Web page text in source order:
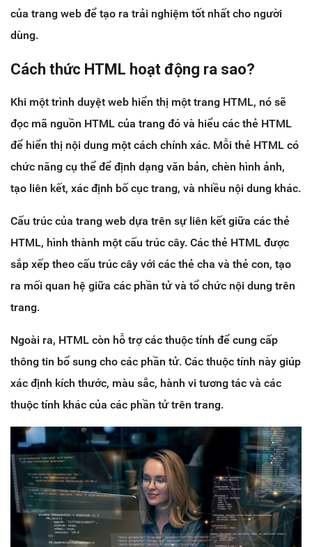
của trang web để tạo ra trải nghiệm tốt nhất cho người
dùng.
Cách thức HTML hoạt động ra sao?
Khi một trình duyệt web hiển thị một trang HTML, nó sẽ
đọc mã nguồn HTML của trang đó và hiểu các thẻ HTML
để hiển thị nội dung một cách chính xác. Mỗi thẻ HTML có
chức năng cụ thể để định dạng văn bản, chèn hình ảnh,
tạo liên kết, xác định bố cục trang, và nhiều nội dung khác.
Cấu trúc của trang web dựa trên sự liên kết giữa các thẻ
HTML, hình thành một cấu trúc cây. Các thẻ HTML được
sắp xếp theo cấu trúc cây với các thẻ cha và thẻ con, tạo
ra mối quan hệ giữa các phần tử và tổ chức nội dung trên
trang.
Ngoài ra, HTML còn hỗ trợ các thuộc tính để cung cấp
thông tin bổ sung cho các phần tử. Các thuộc tính này giúp
xác định kích thước, màu sắc, hành vi tương tác và các
thuộc tính khác của các phần tử trên trang.